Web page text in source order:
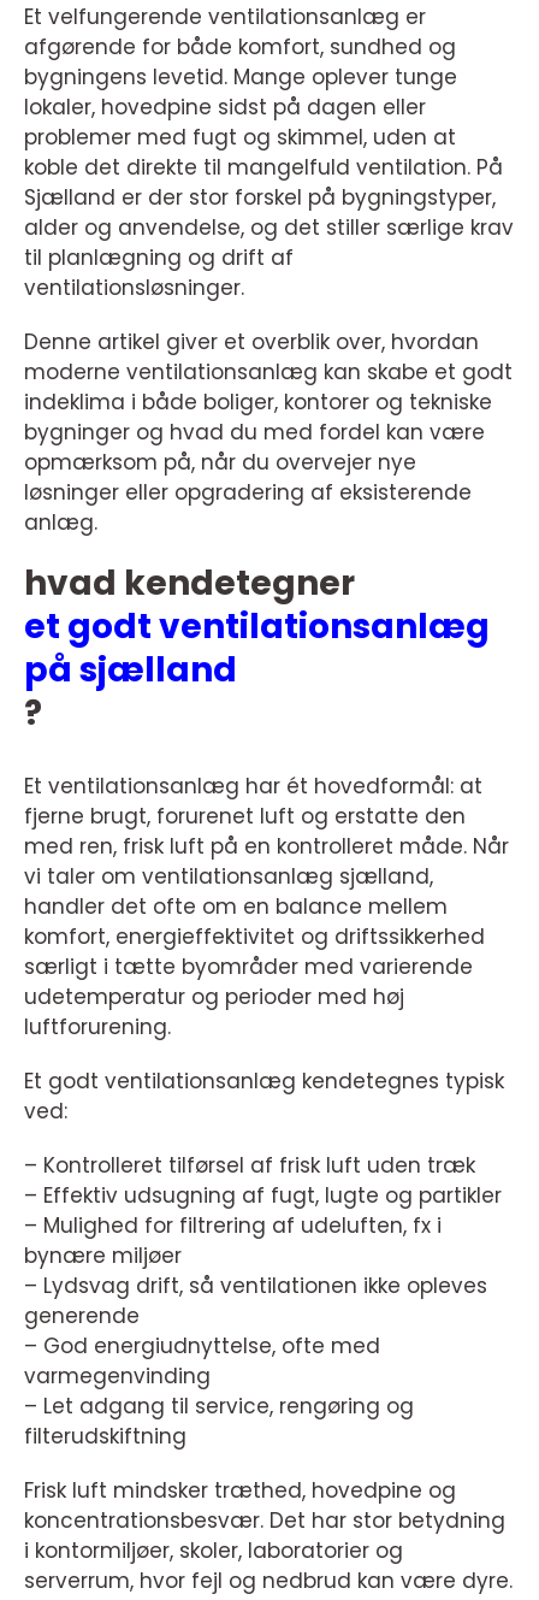
Et velfungerende ventilationsanlæg er
afgørende for både komfort, sundhed og
bygningens levetid. Mange oplever tunge
lokaler, hovedpine sidst på dagen eller
problemer med fugt og skimmel, uden at
koble det direkte til mangelfuld ventilation. På
Sjælland er der stor forskel på bygningstyper,
alder og anvendelse, og det stiller særlige krav
til planlægning og drift af
ventilationsløsninger.
Denne artikel giver et overblik over, hvordan
moderne ventilationsanlæg kan skabe et godt
indeklima i både boliger, kontorer og tekniske
bygninger og hvad du med fordel kan være
opmærksom på, når du overvejer nye
løsninger eller opgradering af eksisterende
anlæg.
hvad kendetegner
et godt ventilationsanlæg
på sjælland
?
Et ventilationsanlæg har ét hovedformål: at
fjerne brugt, forurenet luft og erstatte den
med ren, frisk luft på en kontrolleret måde. Når
vi taler om ventilationsanlæg sjælland,
handler det ofte om en balance mellem
komfort, energieffektivitet og driftssikkerhed
særligt i tætte byområder med varierende
udetemperatur og perioder med høj
luftforurening.
Et godt ventilationsanlæg kendetegnes typisk
ved:
– Kontrolleret tilførsel af frisk luft uden træk
– Effektiv udsugning af fugt, lugte og partikler
– Mulighed for filtrering af udeluften, fx i
bynære miljøer
– Lydsvag drift, så ventilationen ikke opleves
generende
– God energiudnyttelse, ofte med
varmegenvinding
– Let adgang til service, rengøring og
filterudskiftning
Frisk luft mindsker træthed, hovedpine og
koncentrationsbesvær. Det har stor betydning
i kontormiljøer, skoler, laboratorier og
serverrum, hvor fejl og nedbrud kan være dyre.